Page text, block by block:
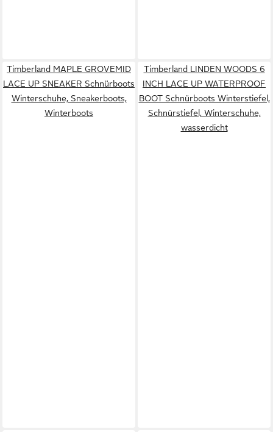
Timberland MAPLE GROVEMID
LACE UP SNEAKER Schnürboots
Winterschuhe, Sneakerboots,
Winterboots
Timberland LINDEN WOODS 6
INCH LACE UP WATERPROOF
BOOT Schnürboots Winterstiefel,
Schnürstiefel, Winterschuhe,
wasserdicht